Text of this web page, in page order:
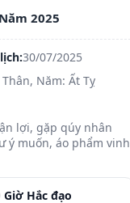
2025
30/07/2025
Năm: Ất Tỵ
lợi, gặp qúy nhân
ý muốn, áo phẩm vinh
Giờ Hắc đạo